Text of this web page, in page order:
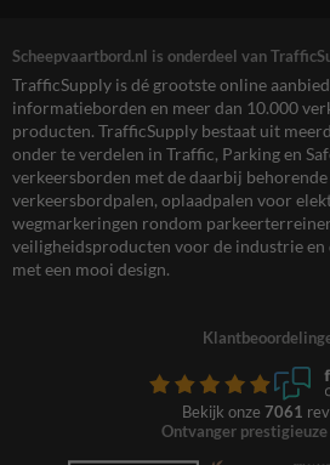
Scheepvaartbord.nl is onderdeel van
TrafficSupply is dé grootste online
informatieborden en meer dan 10.000
producten. TrafficSupply bestaat uit
onder te verdelen in Traffic, Parking en
verkeersborden met de daarbij behorende
verkeersbordpalen, oplaadpalen voor
wegmarkeringen rondom
veiligheidsproducten voor de industrie
met een mooi design.
Bekijk onze 7061
Ontvanger prestigieuze